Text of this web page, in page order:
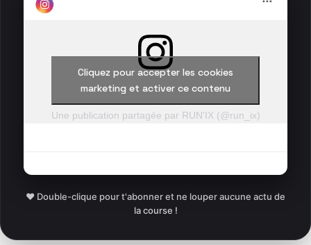
Une publication partagée par RUN'IX (@run_ix)
Cliquez pour accepter les cookies
marketing et activer ce contenu
❤️ Double-clique pour t'abonner et ne louper aucune actu de
la course !